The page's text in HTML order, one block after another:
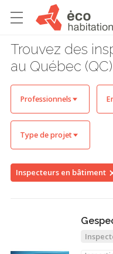
Trouvez des
au Québec (QC)
Professionnels
Type de projet
Inspecteurs en bâtiment